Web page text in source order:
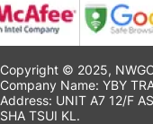
Copyright © 2025,
Company Name: YBY
Address: UNIT A7 12/F
SHA TSUI KL.